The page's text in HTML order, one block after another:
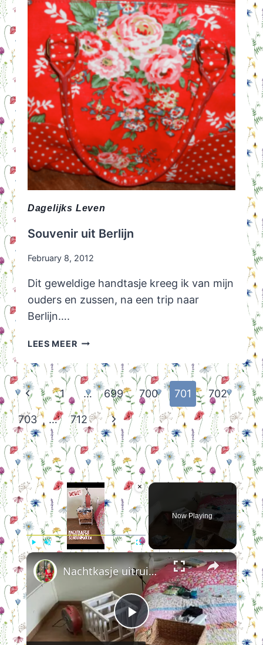
Dagelijks Leven
Souvenir uit Berlijn
February 8, 2012
Dit geweldige handtasje kreeg ik van mijn
ouders en zussen, na een trip naar
Berlijn….
LEES MEERSOUVENIR
BERLIJN
Page
navigation
Previous
Page
1 … 699 700 701 702
703 … 712
Next
Page
×
Now Playing
×
Play
Nachtkasje uitruimen en schoonmaken